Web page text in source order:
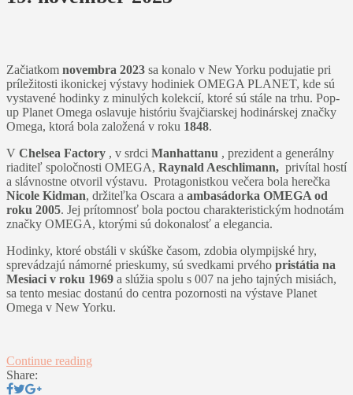
Začiatkom novembra 2023 sa konalo v New Yorku podujatie pri
príležitosti ikonickej výstavy hodiniek OMEGA PLANET, kde sú
vystavené hodinky z minulých kolekcií, ktoré sú stále na trhu. Pop-
up Planet Omega oslavuje históriu švajčiarskej hodinárskej značky
Omega, ktorá bola založená v roku 1848.
V Chelsea Factory , v srdci Manhattanu , prezident a generálny
riaditeľ spoločnosti OMEGA, Raynald Aeschlimann, privítal hostí
a slávnostne otvoril výstavu. Protagonistkou večera bola herečka
Nicole Kidman, držiteľka Oscara a ambasádorka OMEGA od
roku 2005. Jej prítomnosť bola poctou charakteristickým hodnotám
značky OMEGA, ktorými sú dokonalosť a elegancia.
Hodinky, ktoré obstáli v skúške časom, zdobia olympijské hry,
sprevádzajú námorné prieskumy, sú svedkami prvého pristátia na
Mesiaci v roku 1969 a slúžia spolu s 007 na jeho tajných misiách,
sa tento mesiac dostanú do centra pozornosti na výstave Planet
Omega v New Yorku.
Continue reading
Share: